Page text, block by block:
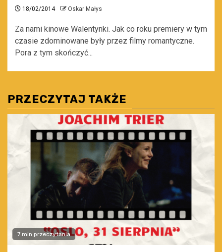
18/02/2014 Oskar Małys
Za nami kinowe Walentynki. Jak co roku premiery w tym
czasie zdominowane były przez filmy romantyczne.
Pora z tym skończyć...
PRZECZYTAJ TAKŻE
7 min przeczytania